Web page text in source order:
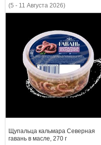
(5 - 11 Августа 2026)
Щупальца кальмара Северная
гавань в масле, 270 г